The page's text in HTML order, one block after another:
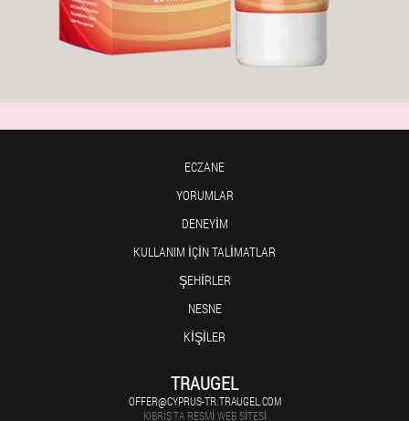
ECZANE
YORUMLAR
DENEYIM
KULLANIM IÇIN TALIMATLAR
ŞEHIRLER
NESNE
KIŞILER
TRAUGEL
OFFER@CYPRUS-TR.TRAUGEL.COM
KIBRIS'TA RESMI WEB SITESI